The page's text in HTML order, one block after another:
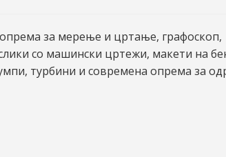
за мерење и цртање, графоскоп,
со машински цртежи, макети на
турбини и современа опрема за